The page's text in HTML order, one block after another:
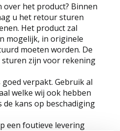
over het product? Binnen
u het retour sturen
Het product zal
mogelijk, in originele
moeten worden. De
zijn voor rekening
verpakt. Gebruik al
welke wij ook hebben
de kans op beschadiging
een foutieve levering